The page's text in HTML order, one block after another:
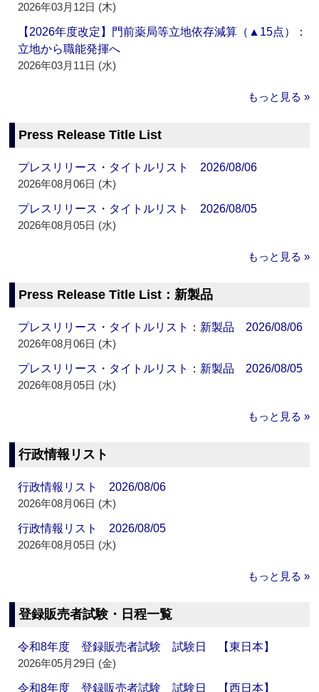
2026年03月12日 (木)
【2026年度改定】門前薬局等立地依存減算（▲15点）：
立地から職能発揮へ
2026年03月11日 (水)
もっと見る »
Press Release Title List
プレスリリース・タイトルリスト 2026/08/06
2026年08月06日 (木)
プレスリリース・タイトルリスト 2026/08/05
2026年08月05日 (水)
もっと見る »
Press Release Title List：新製品
プレスリリース・タイトルリスト：新製品 2026/08/06
2026年08月06日 (木)
プレスリリース・タイトルリスト：新製品 2026/08/05
2026年08月05日 (水)
もっと見る »
行政情報リスト
行政情報リスト 2026/08/06
2026年08月06日 (木)
行政情報リスト 2026/08/05
2026年08月05日 (水)
もっと見る »
登録販売者試験・日程一覧
令和8年度 登録販売者試験 試験日 【東日本】
2026年05月29日 (金)
令和8年度 登録販売者試験 試験日 【西日本】